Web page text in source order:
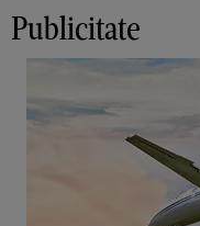
Publicitate